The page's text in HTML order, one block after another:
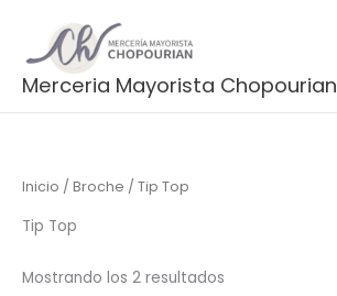
contenido
Merceria Mayorista Chopourian
Inicio / Broche / Tip Top
Tip Top
Mostrando los 2 resultados